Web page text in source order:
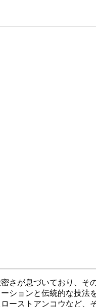
さが息づいており、
ションと伝統的な技
ストアンコウなど、